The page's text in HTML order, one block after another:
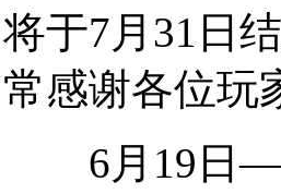
将于7月31日
常感谢各位玩
6月19日